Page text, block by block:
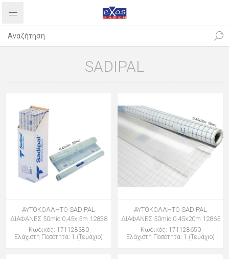
SADIPAL
ΑΥΤΟΚΟΛΛΗΤΟ SADIPAL
ΔΙΑΦΑΝΕΣ 50mic 0,45x 5m 12838
Κωδικός: 171128380
Ελάχιστη Ποσότητα: 1 (Τεμάχιο)
ΑΥΤΟΚΟΛΛΗΤΟ SADIPAL
ΔΙΑΦΑΝΕΣ 50mic 0,45x20m 12865
Κωδικός: 171128650
Ελάχιστη Ποσότητα: 1 (Τεμάχιο)